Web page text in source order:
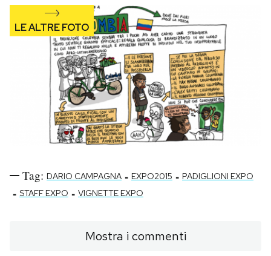
Tag: DARIO CAMPAGNA - EXPO2015 - PADIGLIONI EXPO
- STAFF EXPO - VIGNETTE EXPO
Mostra i commenti